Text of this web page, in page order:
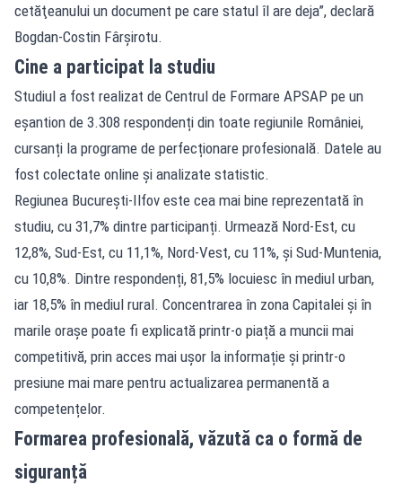
cetăţeanului un document pe care statul îl are deja”, declară
Bogdan-Costin Fârşirotu.
Cine a participat la studiu
Studiul a fost realizat de Centrul de Formare APSAP pe un
eșantion de 3.308 respondenți din toate regiunile României,
cursanți la programe de perfecționare profesională. Datele au
fost colectate online și analizate statistic.
Regiunea București-Ilfov este cea mai bine reprezentată în
studiu, cu 31,7% dintre participanți. Urmează Nord-Est, cu
12,8%, Sud-Est, cu 11,1%, Nord-Vest, cu 11%, și Sud-Muntenia,
cu 10,8%. Dintre respondenți, 81,5% locuiesc în mediul urban,
iar 18,5% în mediul rural. Concentrarea în zona Capitalei și în
marile orașe poate fi explicată printr-o piață a muncii mai
competitivă, prin acces mai ușor la informație și printr-o
presiune mai mare pentru actualizarea permanentă a
competențelor.
Formarea profesională, văzută ca o formă de
siguranță